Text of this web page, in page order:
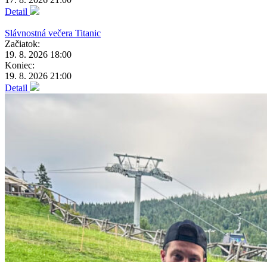
Detail
Slávnostná večera Titanic
Začiatok:
19. 8. 2026 18:00
Koniec:
19. 8. 2026 21:00
Detail